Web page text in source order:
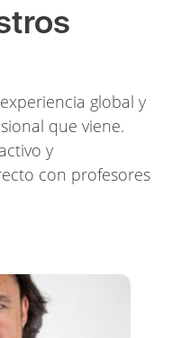
global y
que viene.
y
con profesores